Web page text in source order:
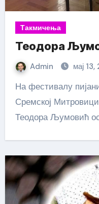
Такмичења
Теодора
Admin мај
На фестивалу пијанизма који је одржан у
Сремској
Теодора Љумовић